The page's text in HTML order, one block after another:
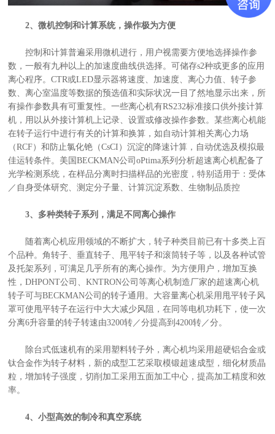
2、微机控制和计算系统，操作极为方便
控制和计算普遍采用微机进行，用户视需要方便地选择操作参
数，一般有九种以上的加速度曲线供选择。可储存s2种或更多的应用
离心程序。CTR或LED显示器将速度、加速度、离心力值、转子参
数、离心室温度等数据的预选值和实际状况一目了然地显示出来，所
有操作参数具有可重复性。一些离心机有RS232标准接口供外接计算
机，用以从外接计算机上记录、设置或修改操作参数。某些离心机能
在转子运行中进行有关的计算和换算，如自动计算相关离心力场
（RCF）和防止氯化铯（CsCI）沉淀的降速计算，自动优选及模拟最
佳运转条件。美国BECKMAN公司oPtima系列分析超速离心机配备了
光学检测系统，在样品分离时扫描样品的光密度，特别适用于：受体
／自身受体研究、测定分子量、计算沉淀系数、生物制品质控
3、多种类转子系列，满足不同离心操作
随着离心机应用领域的不断扩大，转子种类目前已有十多类上百
个品种。角转子、垂直转子、甩平转子和滚筒转子等，以及各种试管
及托架系列，可满足几乎所有的离心操作。为方便用户，增加互换
性，DHPONT公司、KNTRON公司等离心机制造厂家的超速离心机
转子可与BECKMAN公司的转子通用。大容量离心机采用甩平转子风
罩可使甩平转子在运行中大大减少风阻，在同等电机功耗下，使一次
分离6升容量的转子转速由3200转／分提高到4200转／分。
除台式低速机有的采用塑料转子外，离心机均采用超硬铝合金或
钛合金作为转子材料，新的成型工艺采取模锻超速成型，细化材质晶
粒，增加转子强度，切削加工采用五面加工中心，提高加工精度和效
率。
4、小型高效的制冷和真空系统